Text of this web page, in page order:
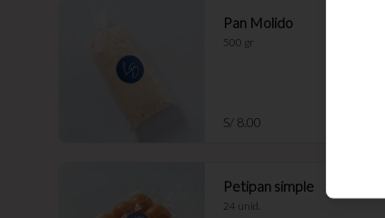
Pan Molido
500 gr
S/ 8.00
Petipan simple
24 unid.